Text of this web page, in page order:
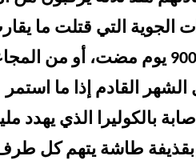
الجوية التي قتلت ما
3000 طفل منهم وجرحت 2700 خلال 900 يوم مضت، أو من
طفل خلال الشهر القادم إذا ما استمر
بالكوليرا الذي يهدد
بقذيفة طاشة يتهم كل